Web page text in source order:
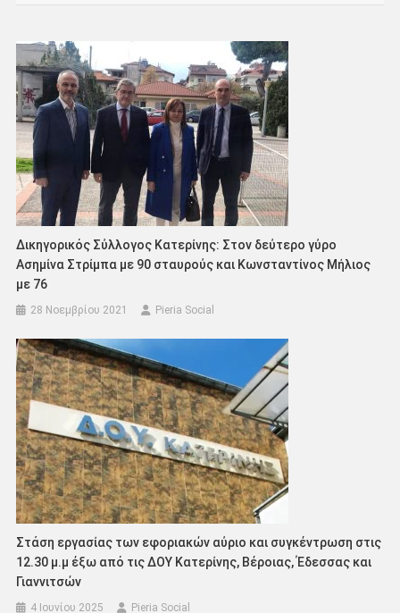
Δικηγορικός Σύλλογος Κατερίνης: Στον δεύτερο γύρο
Ασημίνα Στρίμπα με 90 σταυρούς και Κωνσταντίνος Μήλιος
με 76
28 Νοεμβρίου 2021 Pieria Social
Στάση εργασίας των εφοριακών αύριο και συγκέντρωση στις
12.30 μ.μ έξω από τις ΔΟΥ Κατερίνης, Βέροιας, Έδεσσας και
Γιαννιτσών
4 Ιουνίου 2025 Pieria Social